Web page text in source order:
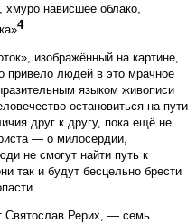
нависшее облако,
4.
изображённый на картине,
привело людей в это мрачное
языком живописи
остановиться на пути
друг к другу, пока ещё не
— о милосердии,
не смогут найти путь к
так и будут бесцельно брести
Святослав Рерих, — семь